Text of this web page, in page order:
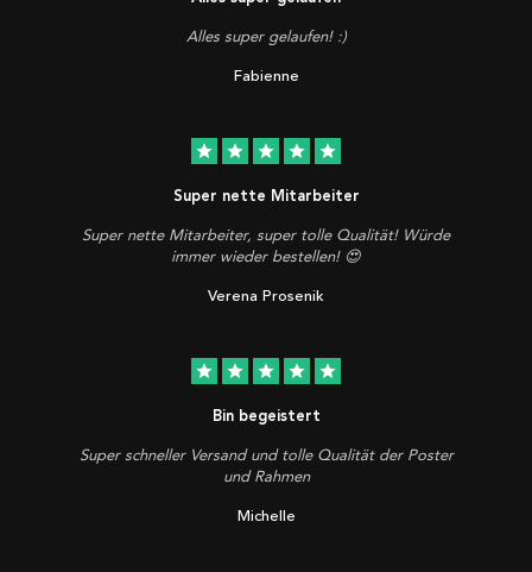
Alles super gelaufen! :)
Fabienne
star star star star star
Super nette Mitarbeiter
Super nette Mitarbeiter, super tolle Qualität! Würde
immer wieder bestellen! 😍
Verena Prosenik
star star star star star
Bin begeistert
Super schneller Versand und tolle Qualität der Poster
und Rahmen
Michelle